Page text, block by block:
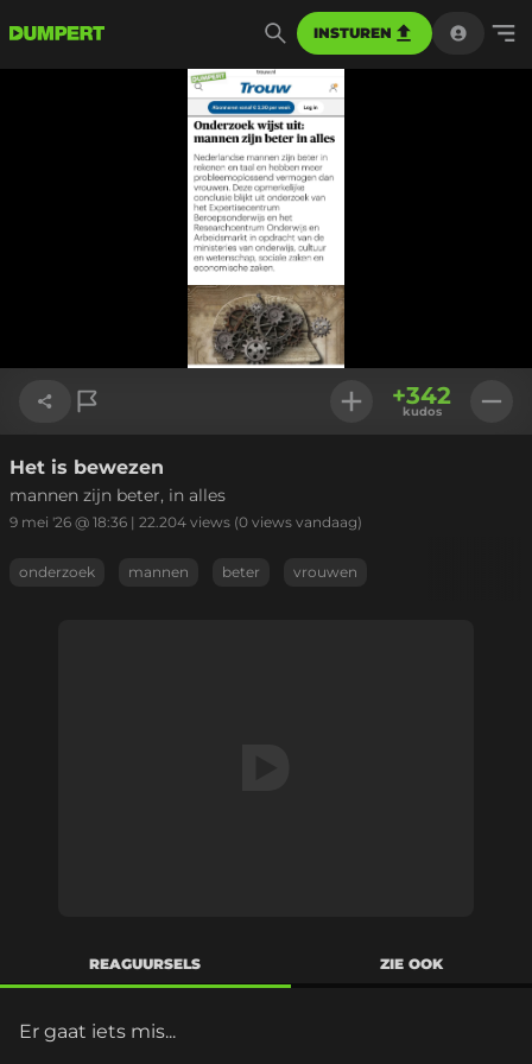
INSTUREN
Link kopiëren
+342
kudos
Het is bewezen
mannen zijn beter, in alles
9 mei '26 @ 18:36 | 22.204 views (0 views vandaag)
onderzoek mannen beter vrouwen
REAGUURSELS ZIE OOK
Er gaat iets mis...